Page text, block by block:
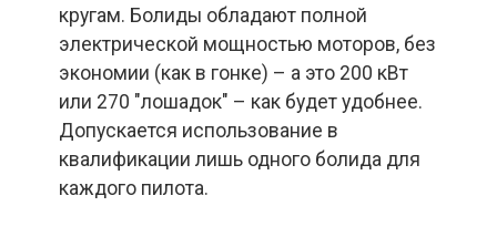
кругам. Болиды обладают полной
электрической мощностью моторов, без
экономии (как в гонке) – а это 200 кВт
или 270 "лошадок" – как будет удобнее.
Допускается использование в
квалификации лишь одного болида для
каждого пилота.